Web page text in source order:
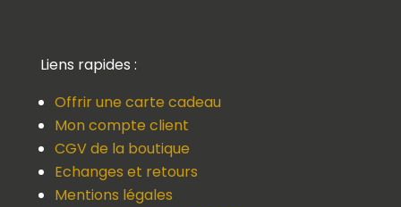
Liens rapides :
Offrir une carte cadeau
Mon compte client
CGV de la boutique
Echanges et retours
Mentions légales